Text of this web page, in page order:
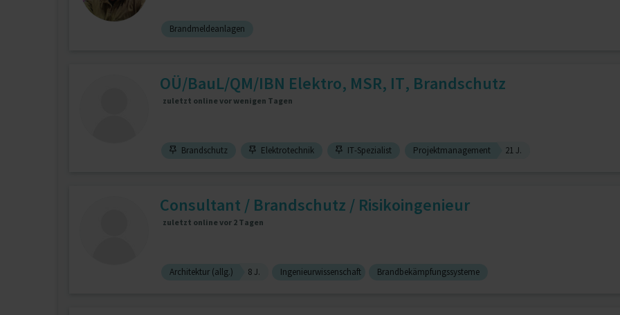
Brandmeldeanlagen
OÜ/BauL/QM/IBN Elektro, MSR, IT, Brandschutz
zuletzt online vor wenigen Tagen
Brandschutz Elektrotechnik IT-Spezialist Projektmanagement 21 J.
Consultant / Brandschutz / Risikoingenieur
zuletzt online vor 2 Tagen
Architektur (allg.) 8 J. Ingenieurwissenschaft Brandbekämpfungssysteme